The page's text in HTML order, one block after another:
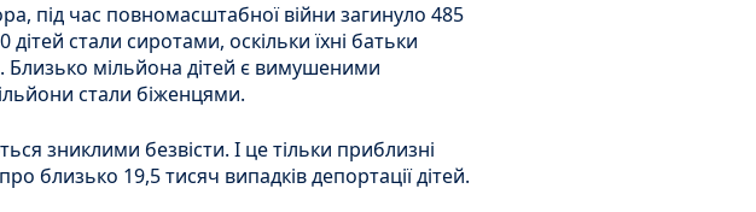
під час повномасштабної війни загинуло 485
стали сиротами, оскільки їхні батьки
Близько мільйона дітей є вимушеними
стали біженцями.
зниклими безвісти. І це тільки приблизні
близько 19,5 тисяч випадків депортації дітей.